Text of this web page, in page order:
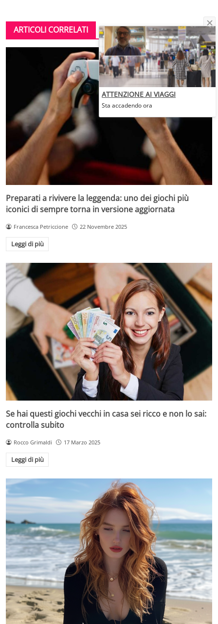
ARTICOLI CORRELATI
Preparati a rivivere la leggenda: uno dei giochi più
iconici di sempre torna in versione aggiornata
Francesca Petriccione 22 Novembre 2025
Leggi di più
Se hai questi giochi vecchi in casa sei ricco e non lo sai:
controlla subito
Rocco Grimaldi 17 Marzo 2025
Leggi di più
ATTENZIONE AI VIAGGI
Sta accadendo ora